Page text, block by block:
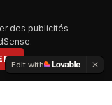
des publicités
Edit with